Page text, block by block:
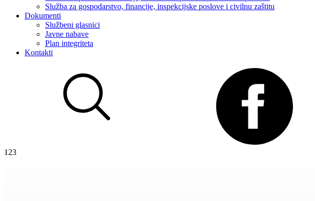
Služba za gospodarstvo, financije, inspekcijske poslove i civilnu zaštitu
Dokumenti
Službeni glasnici
Javne nabave
Plan integriteta
Kontakti
123